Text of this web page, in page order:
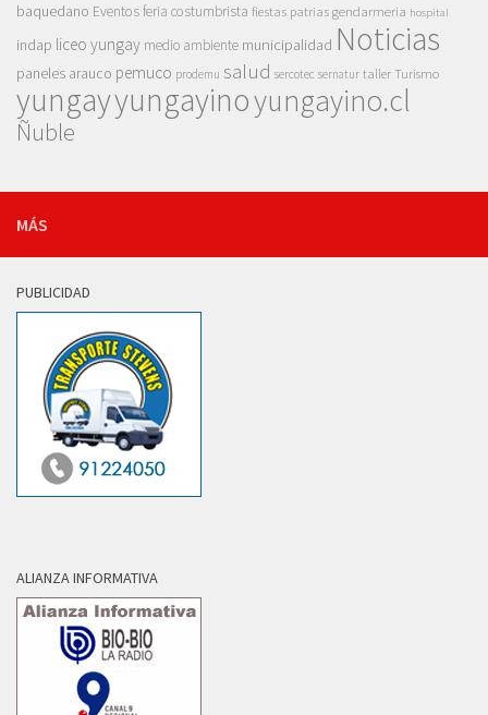
baquedano Eventosferia costumbrista fiestas patrias gendarmeria hospital
indap liceo yungay medio ambiente municipalidad Noticias
paneles arauco pemuco prodemu salud sercotec sernatur taller Turismo
yungayyungayinoyungayino.cl
Ñuble
MÁS
PUBLICIDAD
ALIANZA INFORMATIVA